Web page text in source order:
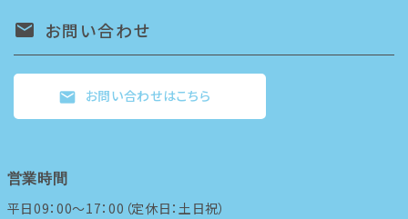
mail お問い合わせ
mail お問い合わせはこちら
営業時間
平日09：00～17：00（定休日：土日祝）